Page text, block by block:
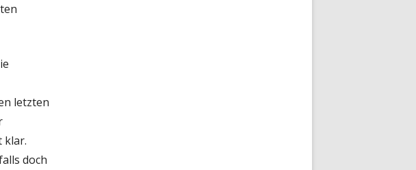
letzten
klar.
doch